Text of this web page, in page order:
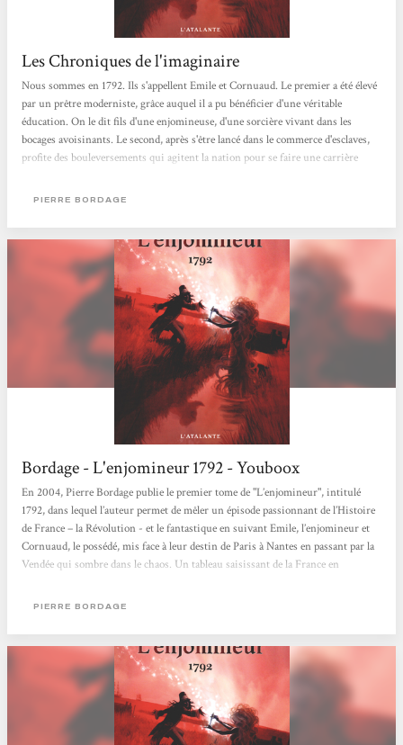
Les Chroniques de l'imaginaire
Nous sommes en 1792. Ils s'appellent Emile et Cornuaud. Le premier a été élevé
par un prêtre moderniste, grâce auquel il a pu bénéficier d'une véritable
éducation. On le dit fils d'une enjomineuse, d'une sorcière vivant dans les
bocages avoisinants. Le second, après s'être lancé dans le commerce d'esclaves,
profite des bouleversements qui agitent la nation pour se faire une carrière
destin commun... Dans les années qui suivirent la prise de la bastille, la crise
PIERRE BORDAGE
Bordage - L'enjomineur 1792 - Youboox
En 2004, Pierre Bordage publie le premier tome de "L’enjomineur", intitulé
1792, dans lequel l’auteur permet de mêler un épisode passionnant de l’Histoire
de France – la Révolution - et le fantastique en suivant Emile, l’enjomineur et
Cornuaud, le possédé, mis face à leur destin de Paris à Nantes en passant par la
Vendée qui sombre dans le chaos. Un tableau saisissant de la France en
ce qui réjouira les habitués de science-fiction autant que les non-initiés....
PIERRE BORDAGE